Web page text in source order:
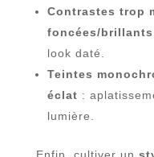
Contrastes trop
foncées/
look daté.
Teintes
éclat :
lumière.
Enfin, cultiver un